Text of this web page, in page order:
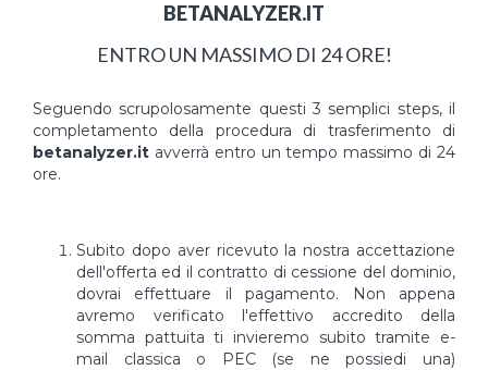
BETANALYZER.IT
ENTRO UN MASSIMO DI 24 ORE!
Seguendo scrupolosamente questi 3 semplici steps, il
completamento della procedura di trasferimento di
betanalyzer.it avverrà entro un tempo massimo di 24
ore.
Subito dopo aver ricevuto la nostra accettazione
dell'offerta ed il contratto di cessione del dominio,
dovrai effettuare il pagamento. Non appena
avremo verificato l'effettivo accredito della
somma pattuita ti invieremo subito tramite e-
mail classica o PEC (se ne possiedi una)